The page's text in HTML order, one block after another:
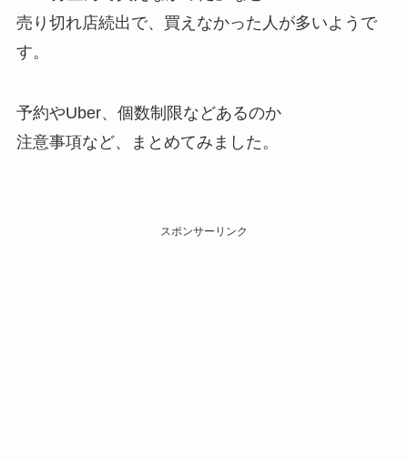
売り切れ店続出で、買えなかった人が多いようで
す。
予約やUber、個数制限などあるのか
注意事項など、まとめてみました。
スポンサーリンク